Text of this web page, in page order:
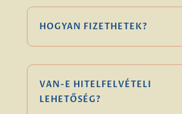
HOGYAN FIZETHETEK?
VAN-E HITELFELVÉTELI
LEHETŐSÉG?